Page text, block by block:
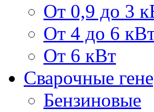
От 0,9 до 3
От 4 до 6
От 6 кВт
Сварочные
Бензиновые